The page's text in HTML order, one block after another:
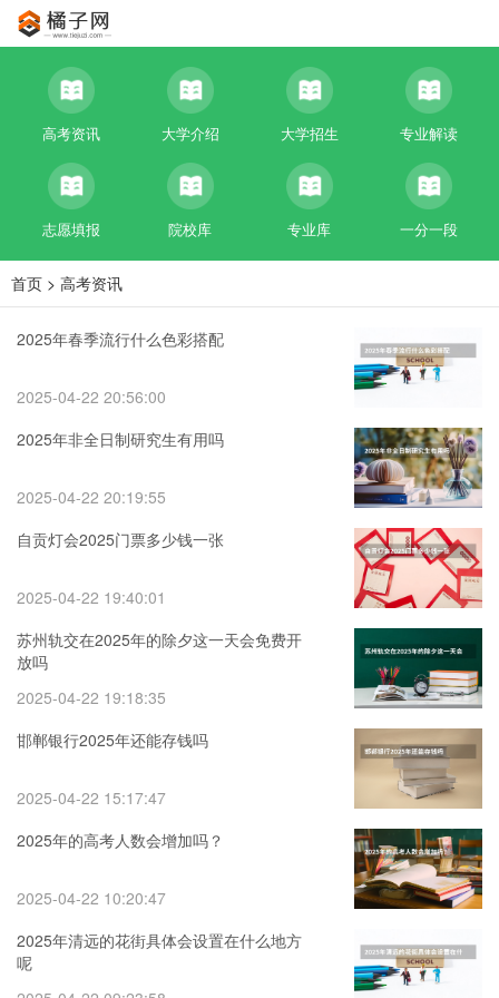
高考资讯 大学介绍 大学招生 专业解读
志愿填报 院校库 专业库 一分一段
首页 > 高考资讯
2025年春季流行什么色彩搭配
2025-04-22 20:56:00
2025年非全日制研究生有用吗
2025-04-22 20:19:55
自贡灯会2025门票多少钱一张
2025-04-22 19:40:01
苏州轨交在2025年的除夕这一天会免费开
放吗
2025-04-22 19:18:35
邯郸银行2025年还能存钱吗
2025-04-22 15:17:47
2025年的高考人数会增加吗？
2025-04-22 10:20:47
2025年清远的花街具体会设置在什么地方
呢